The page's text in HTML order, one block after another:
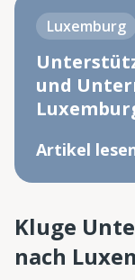
Luxemburg
und
Artikel
Kluge
nach